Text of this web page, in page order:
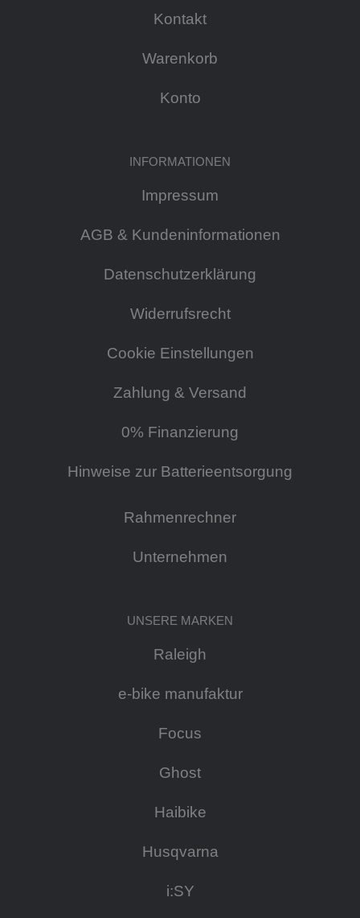
Kontakt
Warenkorb
Konto
INFORMATIONEN
Impressum
AGB & Kundeninformationen
Datenschutzerklärung
Widerrufsrecht
Cookie Einstellungen
Zahlung & Versand
0% Finanzierung
Hinweise zur Batterieentsorgung
Rahmenrechner
Unternehmen
UNSERE MARKEN
Raleigh
e-bike manufaktur
Focus
Ghost
Haibike
Husqvarna
i:SY